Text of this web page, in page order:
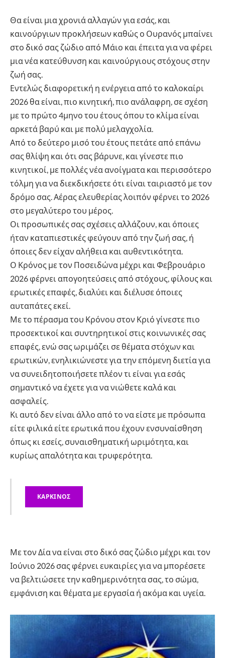
Θα είναι μια χρονιά αλλαγών για εσάς, και
καινούργιων προκλήσεων καθώς ο Ουρανός μπαίνει
στο δικό σας ζώδιο από Μάιο και έπειτα για να φέρει
μια νέα κατεύθυνση και καινούργιους στόχους στην
ζωή σας.
Εντελώς διαφορετική η ενέργεια από το καλοκαίρι
2026 θα είναι, πιο κινητική, πιο ανάλαφρη, σε σχέση
με το πρώτο 4μηνο του έτους όπου το κλίμα είναι
αρκετά βαρύ και με πολύ μελαγχολία.
Από το δεύτερο μισό του έτους πετάτε από επάνω
σας θλίψη και ότι σας βάρυνε, και γίνεστε πιο
κινητικοί, με πολλές νέα ανοίγματα και περισσότερο
τόλμη για να διεκδικήσετε ότι είναι ταιριαστό με τον
δρόμο σας. Αέρας ελευθερίας λοιπόν φέρνει το 2026
στο μεγαλύτερο του μέρος.
Οι προσωπικές σας σχέσεις αλλάζουν, και όποιες
ήταν καταπιεστικές φεύγουν από την ζωή σας, ή
όποιες δεν είχαν αλήθεια και αυθεντικότητα.
Ο Κρόνος με τον Ποσειδώνα μέχρι και Φεβρουάριο
2026 φέρνει απογοητεύσεις από στόχους, φίλους και
ερωτικές επαφές, διαλύει και διέλυσε όποιες
αυταπάτες εκεί.
Με το πέρασμα του Κρόνου στον Κριό γίνεστε πιο
προσεκτικοί και συντηρητικοί στις κοινωνικές σας
επαφές, ενώ σας ωριμάζει σε θέματα στόχων και
ερωτικών, ενηλικιώνεστε για την επόμενη διετία για
να συνειδητοποιήσετε πλέον τι είναι για εσάς
σημαντικό να έχετε για να νιώθετε καλά και
ασφαλείς.
Κι αυτό δεν είναι άλλο από το να είστε με πρόσωπα
είτε φιλικά είτε ερωτικά που έχουν ενσυναίσθηση
όπως κι εσείς, συναισθηματική ωριμότητα, και
κυρίως απαλότητα και τρυφερότητα.
ΚΑΡΚΙΝΟΣ
Με τον Δία να είναι στο δικό σας ζώδιο μέχρι και τον
Ιούνιο 2026 σας φέρνει ευκαιρίες για να μπορέσετε
να βελτιώσετε την καθημερινότητα σας, το σώμα,
εμφάνιση και θέματα με εργασία ή ακόμα και υγεία.